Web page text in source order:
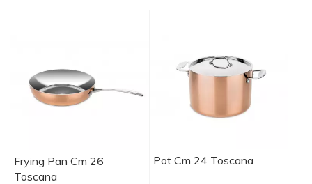
Frying Pan Cm 26
Toscana
Pot Cm 24 Toscana